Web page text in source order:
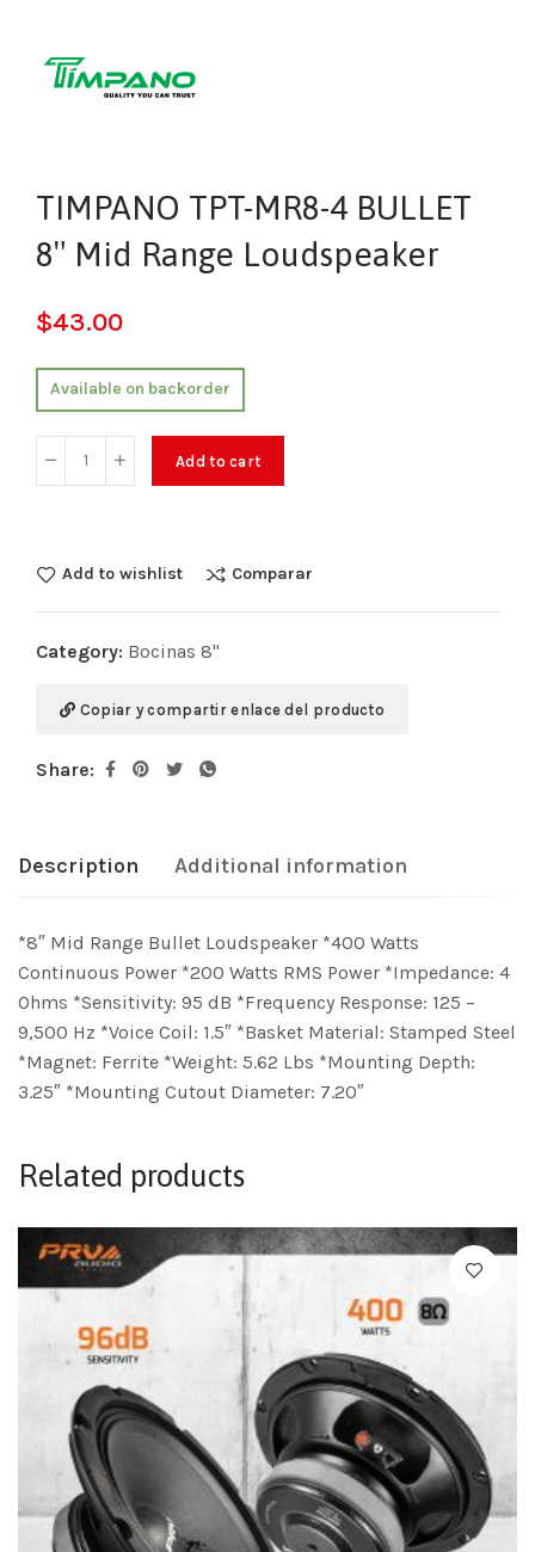
TIMPANO TPT-MR8-4 BULLET
8″ Mid Range Loudspeaker
$43.00
Available on backorder
Add to cart
Add to wishlist Comparar
Category: Bocinas 8"
Copiar y compartir enlace del producto
Share:
Description Additional information
*8″ Mid Range Bullet Loudspeaker *400 Watts
Continuous Power *200 Watts RMS Power *Impedance: 4
Ohms *Sensitivity: 95 dB *Frequency Response: 125 –
9,500 Hz *Voice Coil: 1.5″ *Basket Material: Stamped Steel
*Magnet: Ferrite *Weight: 5.62 Lbs *Mounting Depth:
3.25″ *Mounting Cutout Diameter: 7.20″
Related products